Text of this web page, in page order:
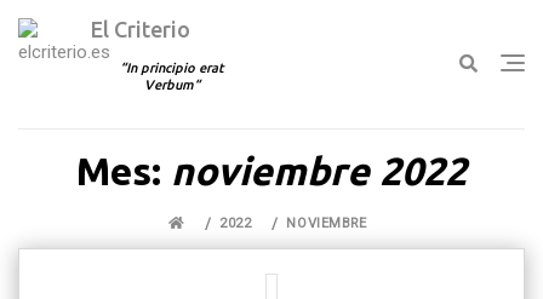
El Criterio
In principio erat
Verbum
Mes: noviembre 2022
2022 NOVIEMBRE